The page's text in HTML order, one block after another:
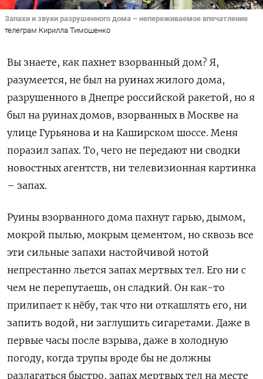
Запахи и звуки разрушенного дома – непереживаемое впечатление
телеграм Кирилла Тимошенко
Вы знаете, как пахнет взорванный дом? Я,
разумеется, не был на руинах жилого дома,
разрушенного в Днепре российской ракетой, но я
был на руинах домов, взорванных в Москве на
улице Гурьянова и на Каширском шоссе. Меня
поразил запах. То, чего не передают ни сводки
новостных агентств, ни телевизионная картинка
– запах.
Руины взорванного дома пахнут гарью, дымом,
мокрой пылью, мокрым цементом, но сквозь все
эти сильные запахи настойчивой нотой
непрестанно льется запах мертвых тел. Его ни с
чем не перепутаешь, он сладкий. Он как-то
прилипает к нёбу, так что ни откашлять его, ни
запить водой, ни заглушить сигаретами. Даже в
первые часы после взрыва, даже в холодную
погоду, когда трупы вроде бы не должны
разлагаться быстро, запах мертвых тел на месте